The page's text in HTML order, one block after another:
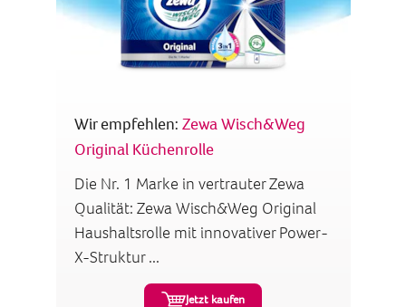
Wir empfehlen: Zewa Wisch&Weg
Original Küchenrolle
Die Nr. 1 Marke in vertrauter Zewa
Qualität: Zewa Wisch&Weg Original
Haushaltsrolle mit innovativer Power-
X-Struktur ...
Jetzt kaufen